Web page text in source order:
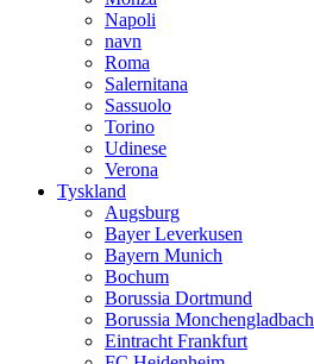
Napoli
navn
Roma
Salernitana
Sassuolo
Torino
Udinese
Verona
Tyskland
Augsburg
Bayer Leverkusen
Bayern Munich
Bochum
Borussia Dortmund
Borussia Monchengladbach
Eintracht Frankfurt